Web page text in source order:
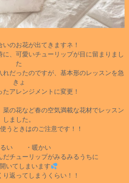
いのお花が出てきますネ！
、可愛いチューリップが目に留まりまし
た
れだったのですが、基本形のレッスンを急
きょ
たアレンジメントに変更！
の花など春の空気満載な花材でレッスン
しました。
うときはのご注意です！！
るい ・暖かい
だチューリップがみるみるうちに
いてしまいます
り返ってしまうくらい！！